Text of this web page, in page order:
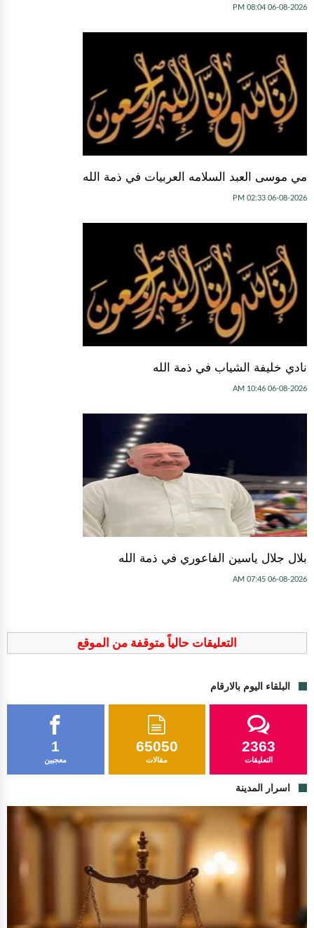
06-08-2026 08:04 PM
مي موسى العبد السلامه العربيات في ذمة الله
06-08-2026 02:33 PM
نادي خليفة الشياب في ذمة الله
06-08-2026 10:46 AM
بلال جلال ياسين الفاعوري في ذمة الله
06-08-2026 07:45 AM
التعليقات حالياً متوقفة من الموقع
البلقاء اليوم بالارقام
1
معجبين
65050
مقالات
2363
التعليقات
اسرار المدينة